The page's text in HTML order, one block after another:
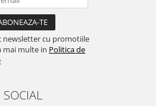
newsletter cu promotiile
mai multe in Politica de
SOCIAL